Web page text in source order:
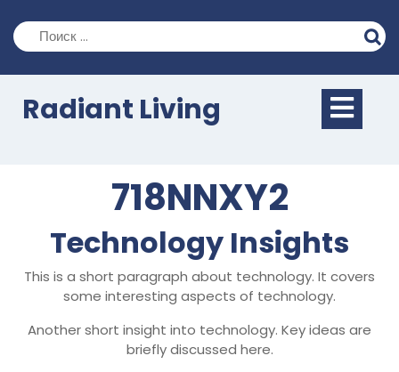
содержимому
Radiant Living
718NNXY2
Technology Insights
This is a short paragraph about technology. It covers
some interesting aspects of technology.
Another short insight into technology. Key ideas are
briefly discussed here.